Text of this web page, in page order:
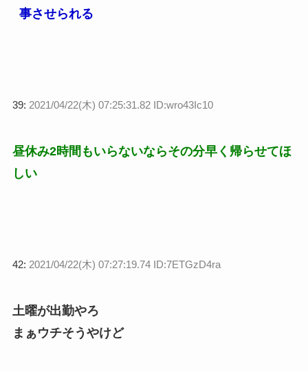
事させられる
39: 2021/04/22(木) 07:25:31.82 ID:wro43Ic10
昼休み2時間もいらないならその分早く帰らせてほ
しい
42: 2021/04/22(木) 07:27:19.74 ID:7ETGzD4ra
土曜が出勤やろ
まぁウチそうやけど